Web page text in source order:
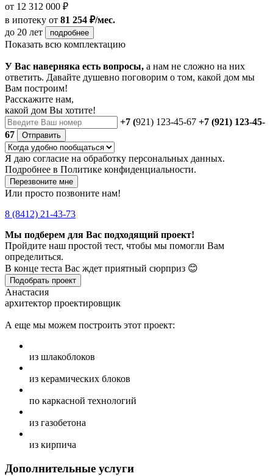
от 12 312 000 ₽
в ипотеку от 81 254 ₽/мес.
до 20 лет
подробнее
Показать всю комплектацию
У Вас наверняка есть вопросы, а нам не сложно на них
ответить. Давайте душевно поговорим о том, какой дом мы
Вам построим!
Расскажите нам,
какой дом Вы хотите!
+7 (921) 123-45-67 +7 (921) 123-45-
67
Отправить
Я даю согласие на обработку персональных данных.
Подробнее в Политике конфиденциальности.
Перезвоните мне
Или просто позвоните нам!
8 (8412) 21-43-73
Мы подберем для Вас подходящий проект!
Пройдите наш простой тест, чтобы мы помогли Вам
определиться.
В конце теста Вас ждет приятный сюрприз 😊
Подобрать проект
Анастасия
архитектор проектировщик
А еще мы можем построить этот проект:
из шлакоблоков
из керамических блоков
по каркасной технологий
из газобетона
из кирпича
Дополнительные услуги